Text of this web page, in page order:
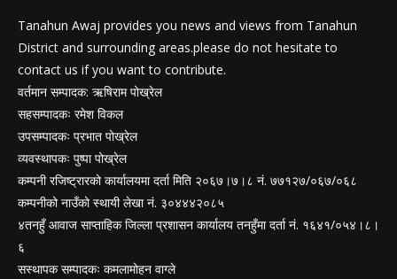
Tanahun Awaj provides you news and views from Tanahun
District and surrounding areas.please do not hesitate to
contact us if you want to contribute.
वर्तमान सम्पादक: ऋषिराम पोख्रेल
सहसम्पादकः रमेश विकल
उपसम्पादकः प्रभात पोख्रेल
व्यवस्थापकः पुष्पा पोख्रेल
कम्पनी रजिष्ट्रारको कार्यालयमा दर्ता मिति २०६७।७।८ नं. ७७१२७/०६७/०६८
कम्पनीको नाउँको स्थायी लेखा नं. ३०४४४२०८५
४तनहुँ आवाज साप्ताहिक जिल्ला प्रशासन कार्यालय तनहुँमा दर्ता नं. १६४१/०५४।८।
६
सस्थापक सम्पादकः कमलामोहन वाग्ले